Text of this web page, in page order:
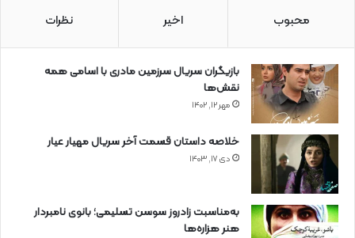
محبوب اخیر نظرات
بازیگران سریال سرزمین مادری با اسامی همه
نقش‌ها
مهر ۱۲, ۱۴۰۲
خلاصه داستان قسمت آخر سریال مهیار عیار
دی ۱۷, ۱۴۰۳
به‌مناسبت زادروز سوسن تسلیمی؛ بانوی نامبردار
هنر هزاره‌ها